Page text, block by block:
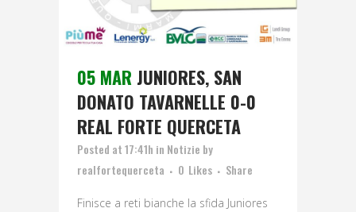
05 MAR JUNIORES, SAN
DONATO TAVARNELLE 0-0
REAL FORTE QUERCETA
Posted at 17:41h in Notizie by
realfortequerceta
0 Likes Share
Finisce a reti bianche la sfida Juniores